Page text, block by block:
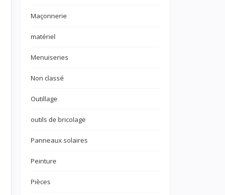
Maçonnerie
matériel
Menuiseries
Non classé
Outillage
outils de bricolage
Panneaux solaires
Peinture
Pièces